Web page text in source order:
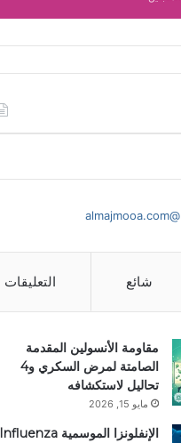
@almajmooa.com
شائع التعليقات
مقاومة الأنسولين المقدمة
الصامتة لمرض السكري و4
تحاليل لاستكشافه
مايو 15, 2026
الإنفلونزا الموسمية Influenza